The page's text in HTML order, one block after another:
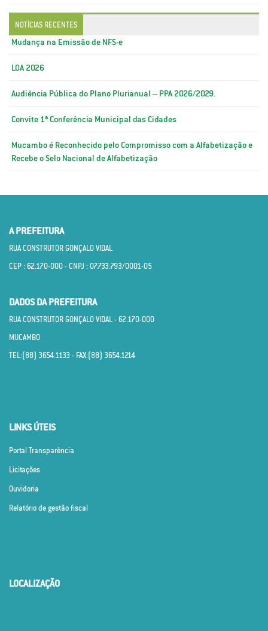
NOTÍCIAS RECENTES
Mudança na Emissão de NFS-e
LOA 2026
Audiência Pública do Plano Plurianual – PPA 2026/2029.
Convite 1ª Conferência Municipal das Cidades
Mucambo é Reconhecido pelo Compromisso com a Alfabetização e
Recebe o Selo Nacional de Alfabetização
A PREFEITURA
RUA CONSTRUTOR GONÇALO VIDAL
CEP : 62.170­-000 - CNPJ : 07.733.793/0001­-05
DADOS DA PREFEITURA
RUA CONSTRUTOR GONÇALO VIDAL - 62.170­-000
MUCAMBO
TEL:(88) 3654.1133 - FAX:(88) 3654.1214
LINKS ÚTEIS
Portal Transparência
Licitações
Ouvidoria
Relatório de gestão fiscal
LOCALIZAÇÃO